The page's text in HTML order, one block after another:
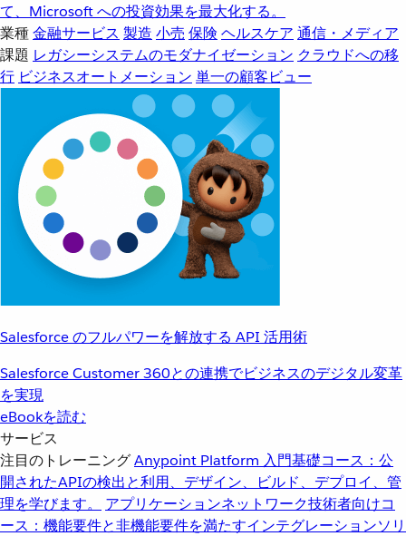
て、Microsoft への投資効果を最大化する。
業種金融サービス 製造 小売 保険 ヘルスケア 通信・メディア
課題 レガシーシステムのモダナイゼーション クラウドへの移
行 ビジネスオートメーション 単一の顧客ビュー
Salesforce のフルパワーを解放する API 活用術
Salesforce Customer 360との連携でビジネスのデジタル変革
を実現
eBookを読む
サービス
注目のトレーニングAnypoint Platform 入門基礎コース：公
開されたAPIの検出と利用、デザイン、ビルド、デプロイ、管
理を学びます。
アプリケーションネットワーク技術者向けコ
ース：機能要件と非機能要件を満たすインテグレーションソリ